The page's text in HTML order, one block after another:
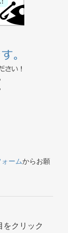
ームからお願
をクリック